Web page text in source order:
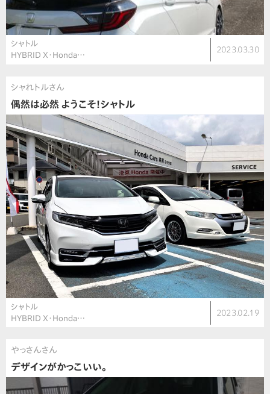
シャトル
HYBRID X・Honda…
2023.03.30
シャれトルさん
偶然は必然 ようこそ！シャトル
シャトル
HYBRID X・Honda…
2023.02.19
やっさんさん
デザインがかっこいい。